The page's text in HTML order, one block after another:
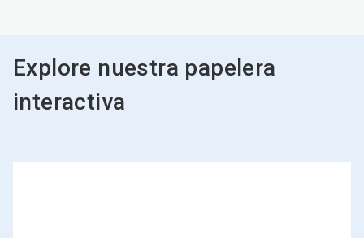
Explore nuestra papelera
interactiva